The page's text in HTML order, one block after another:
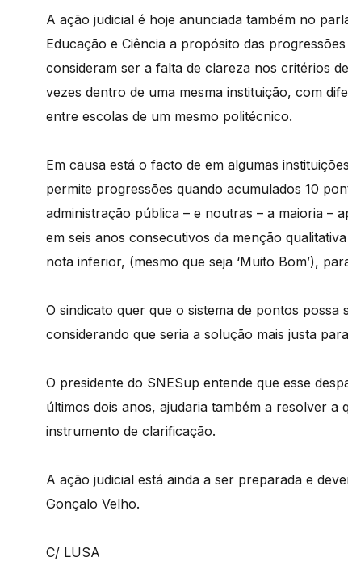
A ação judicial é hoje anunciada também no
Educação e Ciência a propósito das
consideram ser a falta de clareza nos critérios
vezes dentro de uma mesma instituição, com
entre escolas de um mesmo politécnico.
Em causa está o facto de em algumas
permite progressões quando acumulados 10
administração pública – e noutras – a maioria –
em seis anos consecutivos da menção
nota inferior, (mesmo que seja ‘Muito Bom’),
O sindicato quer que o sistema de pontos
considerando que seria a solução mais justa
O presidente do SNESup entende que esse
últimos dois anos, ajudaria também a resolver
instrumento de clarificação.
A ação judicial está ainda a ser preparada e
Gonçalo Velho.
C/ LUSA